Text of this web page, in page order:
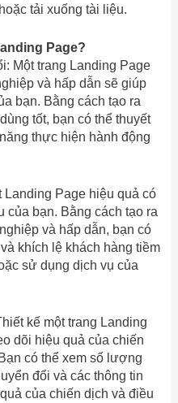
tải xuống tài liệu.
Page?
Một trang Landing Page
và hấp dẫn sẽ giúp
bạn. Bằng cách tạo ra
tốt, bạn có thể thuyết
thực hiện hành động
Landing Page hiệu quả có
của bạn. Bằng cách tạo ra
và hấp dẫn, bạn có
khích lệ khách hàng tiềm
sử dụng dịch vụ của
kế một trang Landing
dõi hiệu quả của chiến
có thể xem số lượng
đổi và các thông tin
của chiến dịch và điều